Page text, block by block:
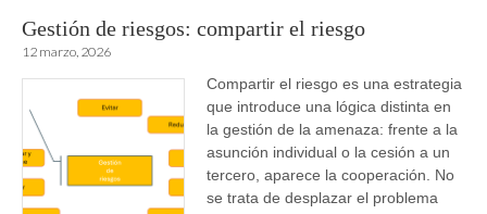
Gestión de riesgos: compartir el riesgo
12 marzo, 2026
Compartir el riesgo es una estrategia
que introduce una lógica distinta en
la gestión de la amenaza: frente a la
asunción individual o la cesión a un
tercero, aparece la cooperación. No
se trata de desplazar el problema